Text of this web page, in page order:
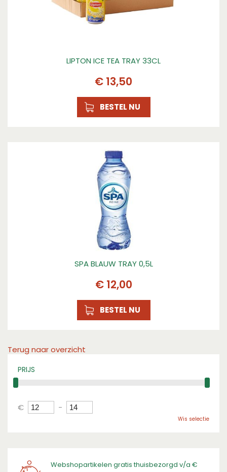
LIPTON ICE TEA TRAY 33CL
€ 13,50
BESTEL NU
SPA BLAUW TRAY 0,5L
€ 12,00
BESTEL NU
Terug naar overzicht
PRIJS
€ -
Wis selectie
Webshopartikelen gratis thuisbezorgd v/a €